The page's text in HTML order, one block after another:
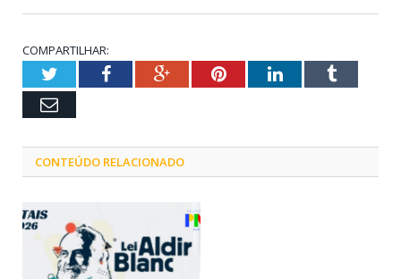
COMPARTILHAR:
TwitterFacebookGoogle+PinterestLinkedInTumblr
Email
CONTEÚDO RELACIONADO